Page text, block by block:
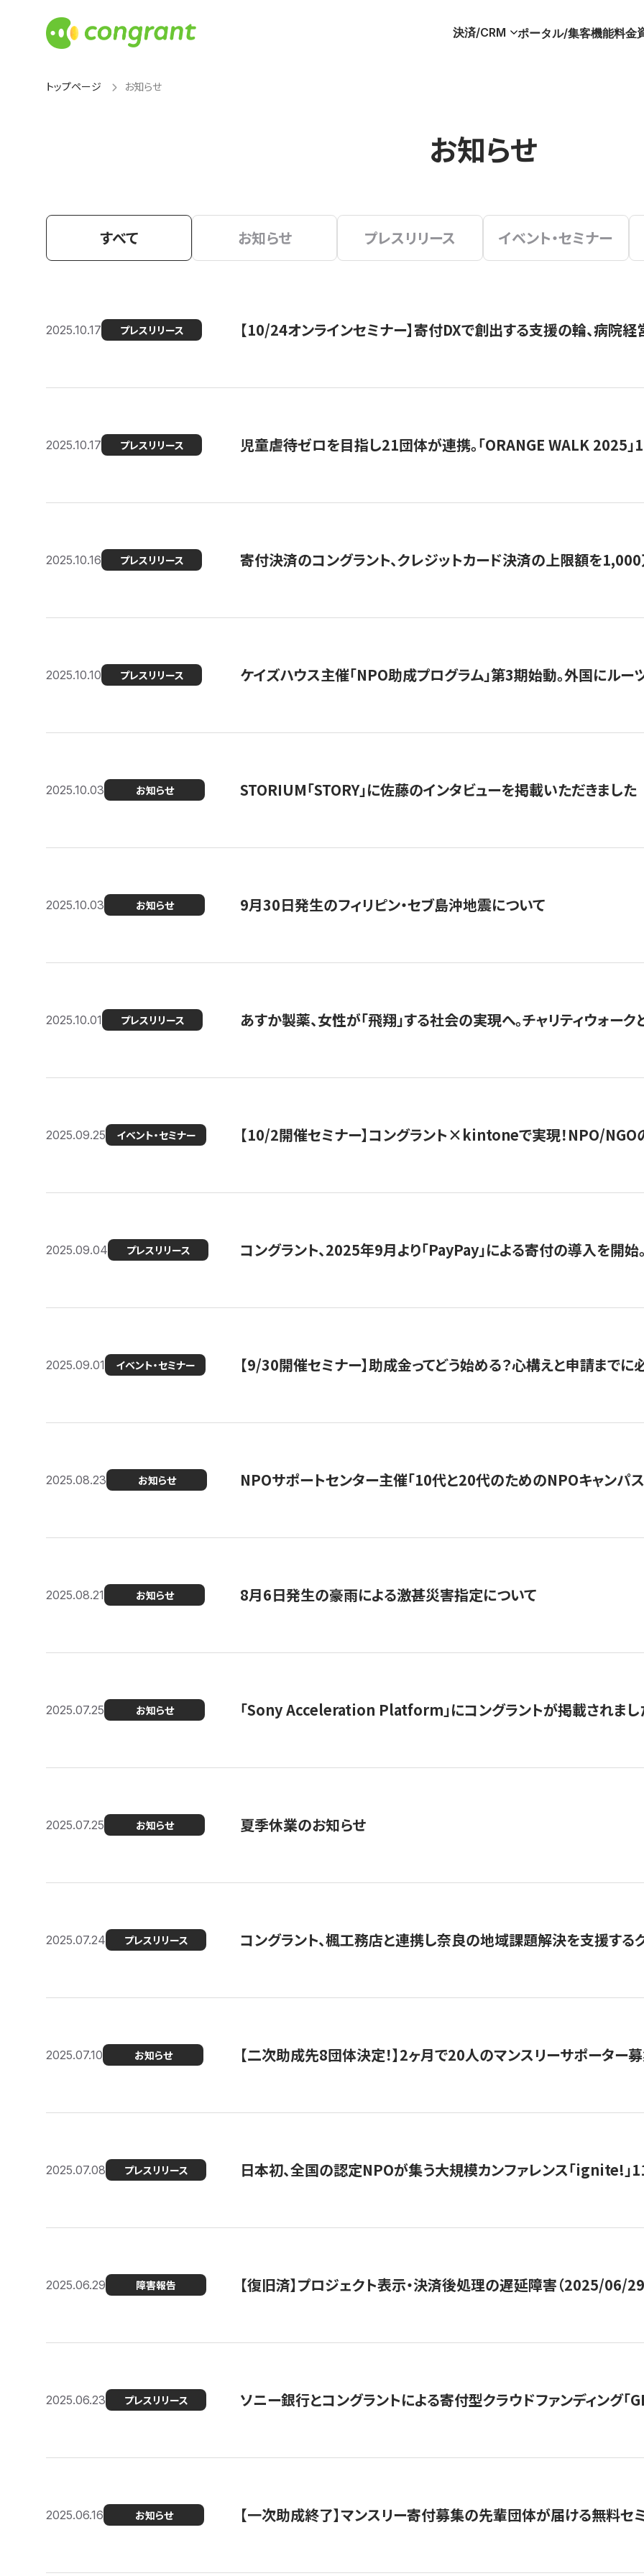
決済/CRM ポータル/集客機能料金
トップページ お知らせ
お知らせ
すべて お知らせ プレスリリース イベント・セミナー
2025.10.17 プレスリリース 【10/24オンラインセミナー】寄付DXで創出する支援の輪、病院
2025.10.17 プレスリリース 児童虐待ゼロを目指し21団体が連携。「ORANGE WALK 2025」
2025.10.16 プレスリリース 寄付決済のコングラント、クレジットカード決済の上限額を
2025.10.10 プレスリリース ケイズハウス主催「NPO助成プログラム」第3期始動。外国にル
2025.10.03 お知らせ STORIUM「STORY」に佐藤のインタビューを掲載いただきました
2025.10.03 お知らせ 9月30日発生のフィリピン・セブ島沖地震について
2025.10.01 プレスリリース あすか製薬、女性が「飛翔」する社会の実現へ。チャリティウォー
2025.09.25 イベント・セミナー 【10/2開催セミナー】コングラント×kintoneで実現！NPO/NGO
2025.09.04 プレスリリース コングラント、2025年9月より「PayPay」による寄付の導入を開始
2025.09.01 イベント・セミナー 【9/30開催セミナー】助成金ってどう始める？心構えと申請まで
2025.08.23 お知らせ NPOサポートセンター主催「10代と20代のためのNPOキャンパ
2025.08.21 お知らせ 8月6日発生の豪雨による激甚災害指定について
2025.07.25 お知らせ 「Sony Acceleration Platform」にコングラントが掲載されまし
2025.07.25 お知らせ 夏季休業のお知らせ
2025.07.24 プレスリリース コングラント、楓工務店と連携し奈良の地域課題解決を支援する
2025.07.10 お知らせ 【二次助成先8団体決定！】2ヶ月で20人のマンスリーサポーター
2025.07.08 プレスリリース 日本初、全国の認定NPOが集う大規模カンファレンス「ignite!」
2025.06.29 障害報告 【復旧済】プロジェクト表示・決済後処理の遅延障害（2025/06/29
2025.06.23 プレスリリース ソニー銀行とコングラントによる寄付型クラウドファンディング
2025.06.16 お知らせ 【一次助成終了】マンスリー寄付募集の先輩団体が届ける無料セ